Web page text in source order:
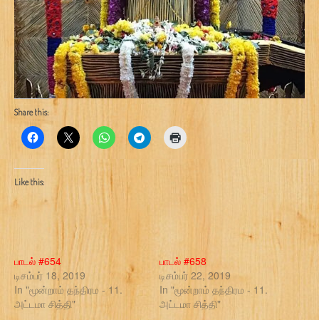
Share this:
Like this:
பாடல் #654
டிசம்பர் 18, 2019
In "மூன்றாம் தந்திரம - 11.
அட்டமா சித்தி"
பாடல் #658
டிசம்பர் 22, 2019
In "மூன்றாம் தந்திரம - 11.
அட்டமா சித்தி"